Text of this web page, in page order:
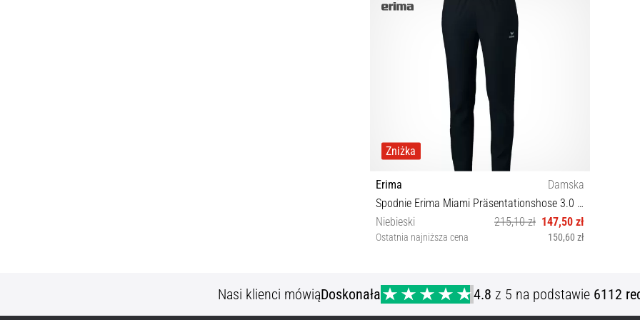
Zniżka
Erima
Damska
Spodnie Erima Miami Präsentationshose 3.0 Damen
Niebieski
215,10 zł 147,50 zł
Ostatnia najniższa cena 150,60 zł
Nasi klienci mówiąDoskonała 4.8 z 5 na podstawie 6112